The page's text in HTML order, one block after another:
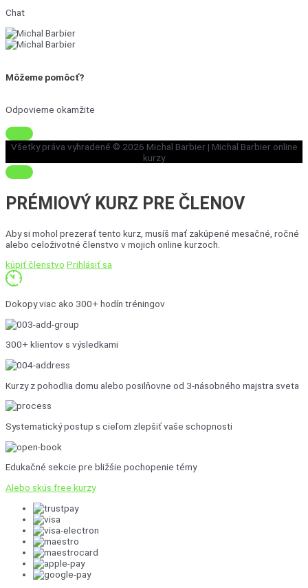
Chat
Môžeme pomôcť?
Odpovieme okamžite
Všetky práva vyhradené © 2026 Michal Barbier| Michal Barbier online
kurzy
PRÉMIOVÝ KURZ PRE ČLENOV
Aby si mohol prezerať tento kurz, musíš mať zakúpené mesačné, ročné
alebo celoživotné členstvo v mojich online kurzoch.
kúpiť členstvo Prihlásiť sa
Dokopy viac ako 300+ hodín tréningov
300+ klientov s výsledkami
Kurzy z pohodlia domu alebo posilňovne od 3-násobného majstra sveta
Systematický postup s cieľom zlepšiť vaše schopnosti
Edukačné sekcie pre bližšie pochopenie témy
Alebo skús free kurzy